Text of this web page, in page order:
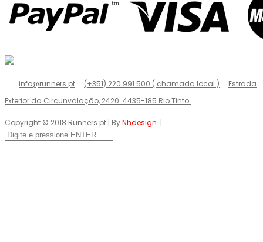
info@runners.pt (+351) 220 991 500 ( chamada local )
Estrada
Exterior da Circunvalação, 2420. 4435-185 Rio Tinto.
Copyright © 2018 Runners.pt | ByNhdesign. |